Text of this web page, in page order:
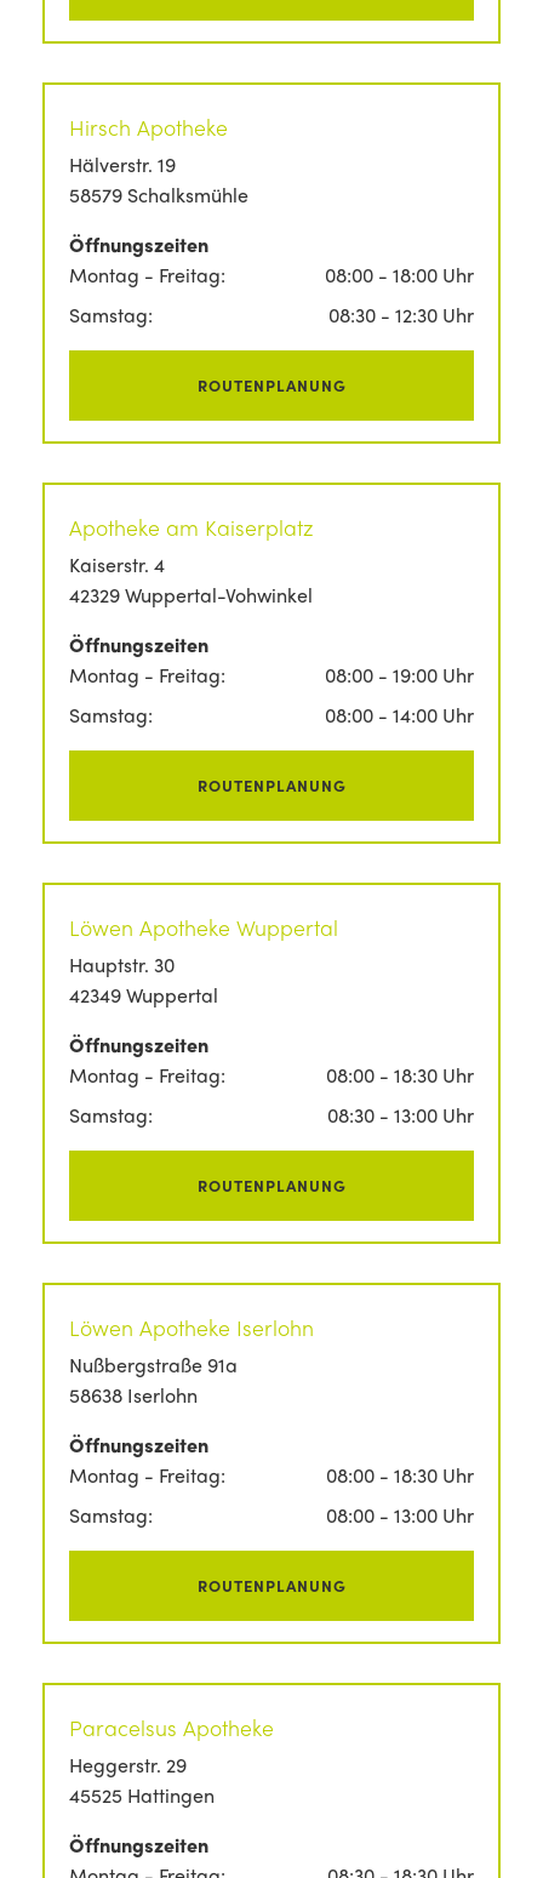
Hirsch Apotheke
Hälverstr. 19
58579 Schalksmühle
Öffnungszeiten
Montag - Freitag:
08:00 - 18:00 Uhr
Samstag:
08:30 - 12:30 Uhr
ROUTENPLANUNG
Apotheke am Kaiserplatz
Kaiserstr. 4
42329 Wuppertal-Vohwinkel
Öffnungszeiten
Montag - Freitag:
08:00 - 19:00 Uhr
Samstag:
08:00 - 14:00 Uhr
ROUTENPLANUNG
Löwen Apotheke Wuppertal
Hauptstr. 30
42349 Wuppertal
Öffnungszeiten
Montag - Freitag:
08:00 - 18:30 Uhr
Samstag:
08:30 - 13:00 Uhr
ROUTENPLANUNG
Löwen Apotheke Iserlohn
Nußbergstraße 91a
58638 Iserlohn
Öffnungszeiten
Montag - Freitag:
08:00 - 18:30 Uhr
Samstag:
08:00 - 13:00 Uhr
ROUTENPLANUNG
Paracelsus Apotheke
Heggerstr. 29
45525 Hattingen
Öffnungszeiten